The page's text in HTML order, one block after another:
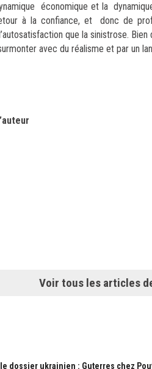
économique et la
à la confiance, et donc de
que la sinistrose.
avec du réalisme et par un
Voir tous les articles
le dossier ukrainien : Guterres chez